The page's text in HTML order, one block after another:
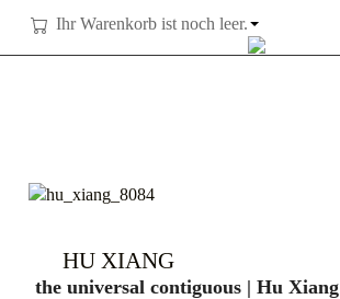
Ihr Warenkorb ist noch leer.
HU XIANG
the universal contiguous | Hu Xiang